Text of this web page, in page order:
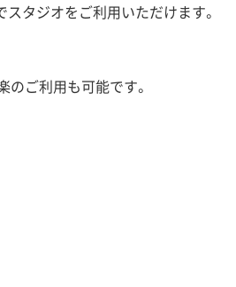
タジオをご利用いただけます。
ご利用も可能です。